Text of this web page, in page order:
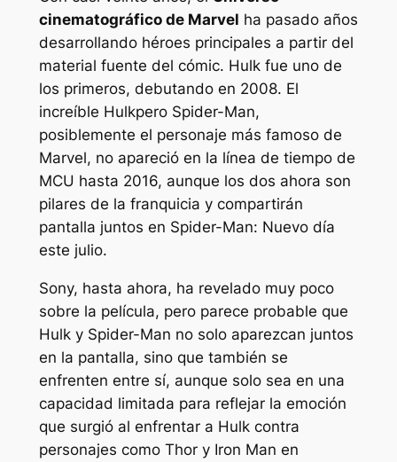
cinematográfico de Marvel ha pasado años
desarrollando héroes principales a partir del
material fuente del cómic. Hulk fue uno de
los primeros, debutando en 2008. El
increíble Hulkpero Spider-Man,
posiblemente el personaje más famoso de
Marvel, no apareció en la línea de tiempo de
MCU hasta 2016, aunque los dos ahora son
pilares de la franquicia y compartirán
pantalla juntos en Spider-Man: Nuevo día
este julio.
Sony, hasta ahora, ha revelado muy poco
sobre la película, pero parece probable que
Hulk y Spider-Man no solo aparezcan juntos
en la pantalla, sino que también se
enfrenten entre sí, aunque solo sea en una
capacidad limitada para reflejar la emoción
que surgió al enfrentar a Hulk contra
personajes como Thor y Iron Man en